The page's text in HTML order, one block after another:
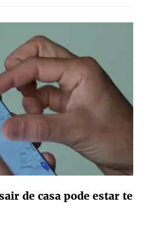
de casa pode estar te